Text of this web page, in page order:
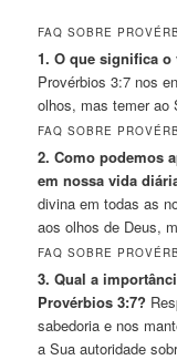
FAQ SOBRE
1. O que significa
Provérbios 3:7 nos
olhos, mas temer ao
FAQ SOBRE
2. Como podemos
em nossa vida
divina em todas as
aos olhos de Deus,
FAQ SOBRE
3. Qual a
Provérbios 3:7?
sabedoria e nos
a Sua autoridade